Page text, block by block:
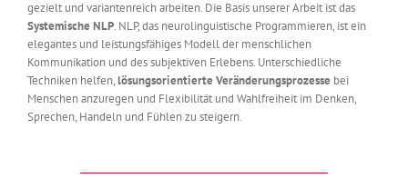
gezielt und variantenreich arbeiten. Die Basis unserer Arbeit ist das
Systemische NLP. NLP, das neurolinguistische Programmieren, ist ein
elegantes und leistungsfähiges Modell der menschlichen
Kommunikation und des subjektiven Erlebens. Unterschiedliche
Techniken helfen,lösungsorientierte Veränderungsprozesse bei
Menschen anzuregen und Flexibilität und Wahlfreiheit im Denken,
Sprechen, Handeln und Fühlen zu steigern.